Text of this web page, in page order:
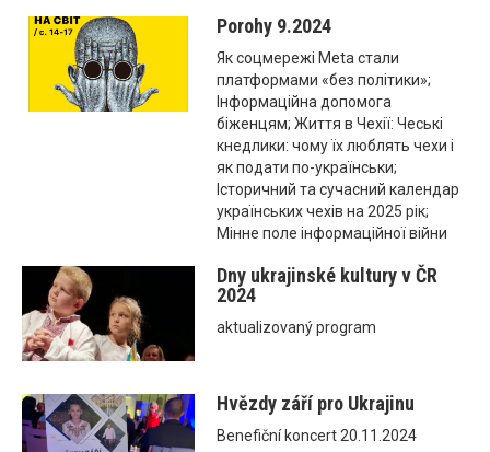
Porohy 9.2024
Як соцмережі Meta стали
платформами «без політики»;
Інформаційна допомога
біженцям; Життя в Чехії: Чеські
кнедлики: чому їх люблять чехи і
як подати по-українськи;
Історичний та сучасний календар
українських чехів на 2025 рік;
Мінне поле інформаційної війни
Dny ukrajinské kultury v ČR
2024
aktualizovaný program
Hvězdy září pro Ukrajinu
Benefiční koncert 20.11.2024